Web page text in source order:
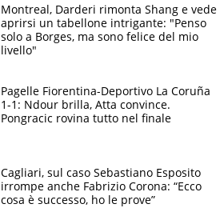
Montreal, Darderi rimonta Shang e vede
aprirsi un tabellone intrigante: "Penso
solo a Borges, ma sono felice del mio
livello"
Pagelle Fiorentina-Deportivo La Coruña
1-1: Ndour brilla, Atta convince.
Pongracic rovina tutto nel finale
Cagliari, sul caso Sebastiano Esposito
irrompe anche Fabrizio Corona: “Ecco
cosa è successo, ho le prove”